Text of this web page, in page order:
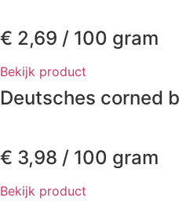
€ 2,69 / 100 gram
Bekijk product
Deutsches corned
€ 3,98 / 100 gram
Bekijk product